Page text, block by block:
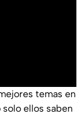
temas en
ellos saben